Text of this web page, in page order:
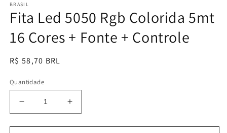
modal
BRASIL
Fita Led 5050 Rgb Colorida 5mt
16 Cores + Fonte + Controle
Preço
R$ 58,70 BRL
Quantidade
Diminuir
a
quantidade
Aumentar
a
quantidade